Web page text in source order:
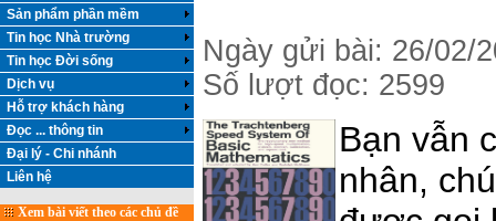
Sản phẩm phần mềm
Tin học Nhà trường
Tin học Đời sống
Dịch vụ
Hỗ trợ khách hàng
Đọc ... thông tin
Đại lý - Chi nhánh
Liên hệ
Xem bài viết theo các chủ đề
Ngày gửi bài: 26/02/
Số lượt đọc: 2599
Bạn vẫn
nhân,